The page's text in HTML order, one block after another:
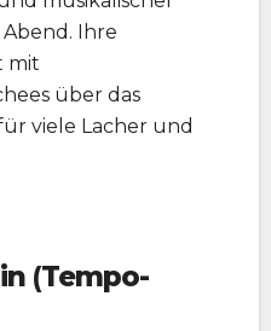
Ihre
mit
über das
viele Lacher und
(Tempo-